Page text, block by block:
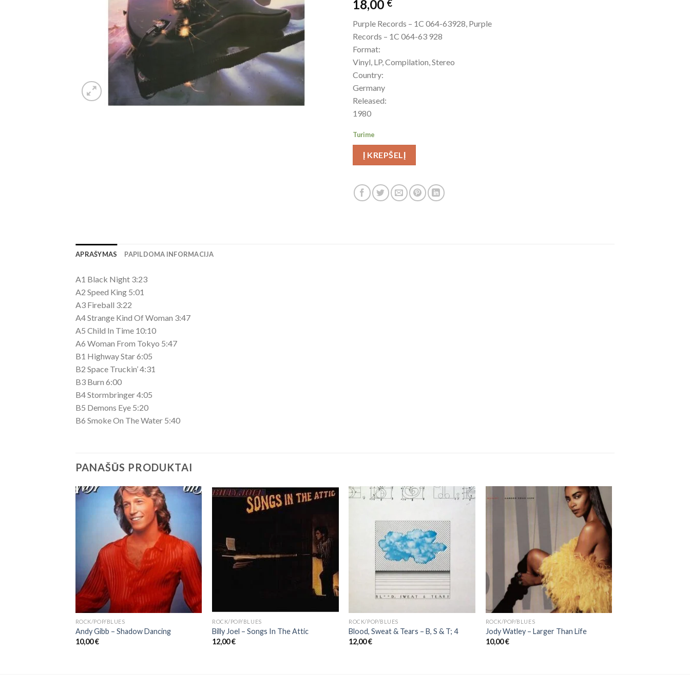
18,00 €
Purple Records – 1C 064-63928, Purple
Records – 1C 064-63 928
Format:
Vinyl, LP, Compilation, Stereo
Country:
Germany
Released:
1980
Turime
Į KREPŠELĮ
APRAŠYMAS PAPILDOMA INFORMACIJA
A1 Black Night 3:23
A2 Speed King 5:01
A3 Fireball 3:22
A4 Strange Kind Of Woman 3:47
A5 Child In Time 10:10
A6 Woman From Tokyo 5:47
B1 Highway Star 6:05
B2 Space Truckin’ 4:31
B3 Burn 6:00
B4 Stormbringer 4:05
B5 Demons Eye 5:20
B6 Smoke On The Water 5:40
PANAŠŪS PRODUKTAI
ROCK/POP/BLUES
Andy Gibb ‎– Shadow Dancing
10,00€
ROCK/POP/BLUES
Billy Joel – Songs In The Attic
12,00€
ROCK/POP/BLUES
Blood, Sweat & Tears ‎– B, S & T; 4
12,00€
ROCK/POP/BLUES
Jody Watley – Larger Than Life
10,00€